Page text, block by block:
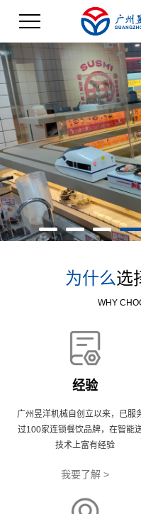
为什么选
WHY
经验
广州昱洋机械自创立以来，已服
过100家连锁餐饮品牌，在智能
技术上富有经验
我要了解 >